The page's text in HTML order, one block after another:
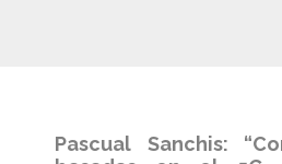
Pascual Sanchis: